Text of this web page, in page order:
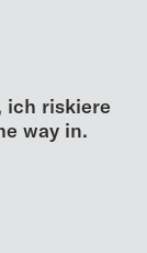
ich riskiere
way in.